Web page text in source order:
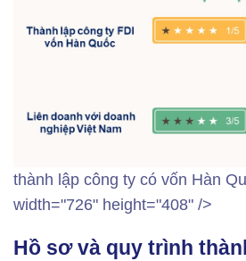
thành lập công ty có vốn Hàn
width="726" height="408" />
Hồ sơ và quy trình